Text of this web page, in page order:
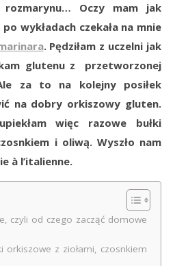
Oczy mam jak
wykładach czekała na mnie
. Pędziłam z uczelni jak
glutenu z przetworzonej
za to na kolejny posiłek
na dobry orkiszowy gluten.
więc razowe bułki
i oliwą. Wyszło nam
à l’italienne.
czyli od czego zacząć domowe
orkiszowe z ziołami, czosnkiem